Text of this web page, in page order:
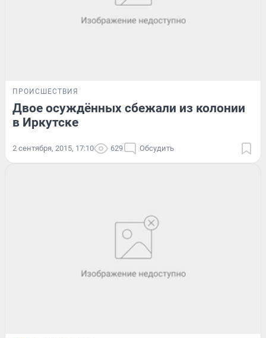
ПРОИСШЕСТВИЯ
Двое осуждённых сбежали из колонии
в Иркутске
2 сентября, 2015, 17:10 629 Обсудить